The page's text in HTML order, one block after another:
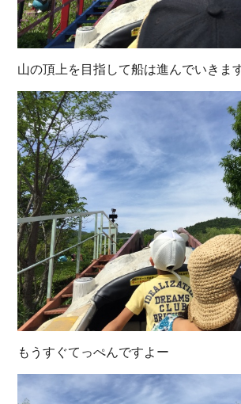
山の頂上を目指して船は進んでいきま
もうすぐてっぺんですよー